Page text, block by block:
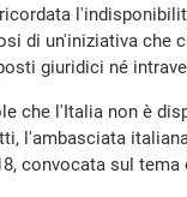
di un'iniziativa che
giuridici né
che l'Italia non è
l'ambasciata
convocata sul